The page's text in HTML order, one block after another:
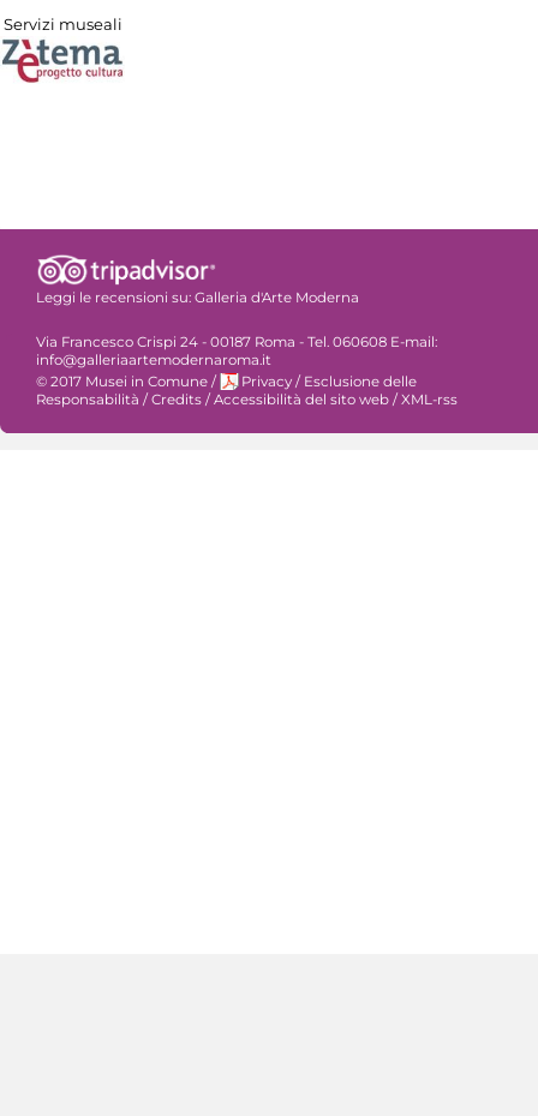
Servizi museali
Leggi le recensioni su: Galleria d'Arte Moderna
Via Francesco Crispi 24 - 00187 Roma - Tel. 060608 E-mail:
info@galleriaartemodernaroma.it
© 2017 Musei in Comune / Privacy / Esclusione delle
Responsabilità /Credits /Accessibilità del sito web /XML-rss